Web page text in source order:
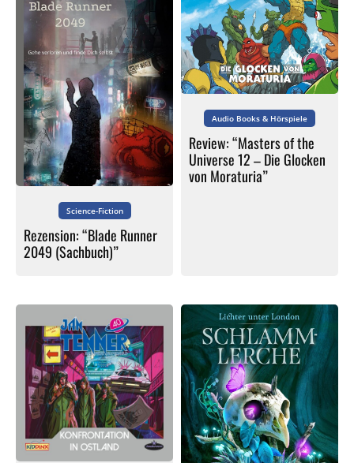
Science-Fiction
Rezension: “Blade Runner
2049 (Sachbuch)”
Audio Books & Hörspiele
Review: “Masters of the
Universe 12 – Die Glocken
von Moraturia”